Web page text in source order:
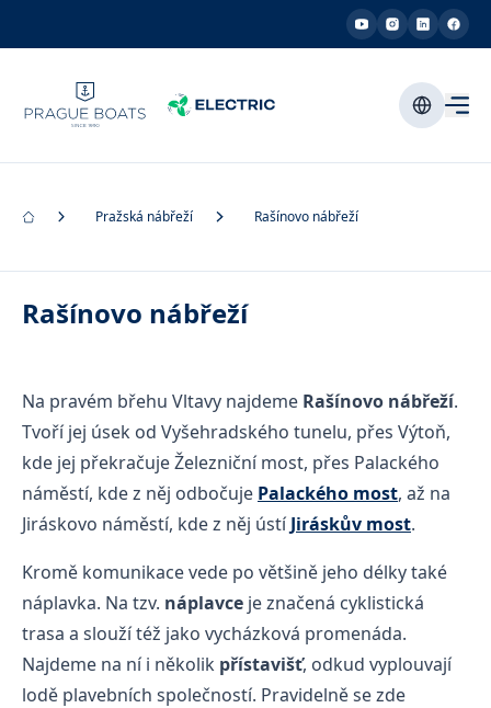
Pražská nábřeží Rašínovo nábřeží
Rašínovo nábřeží
Na pravém břehu Vltavy najdeme Rašínovo nábřeží.
Tvoří jej úsek od Vyšehradského tunelu, přes Výtoň,
kde jej překračuje Železniční most, přes Palackého
náměstí, kde z něj odbočuje Palackého most, až na
Jiráskovo náměstí, kde z něj ústíJiráskův most.
Kromě komunikace vede po většině jeho délky také
náplavka. Na tzv. náplavce je značená cyklistická
trasa a slouží též jako vycházková promenáda.
Najdeme na ní i několik přístavišť, odkud vyplouvají
lodě plavebních společností. Pravidelně se zde